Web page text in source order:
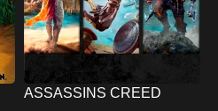
ASSASSINS CREED